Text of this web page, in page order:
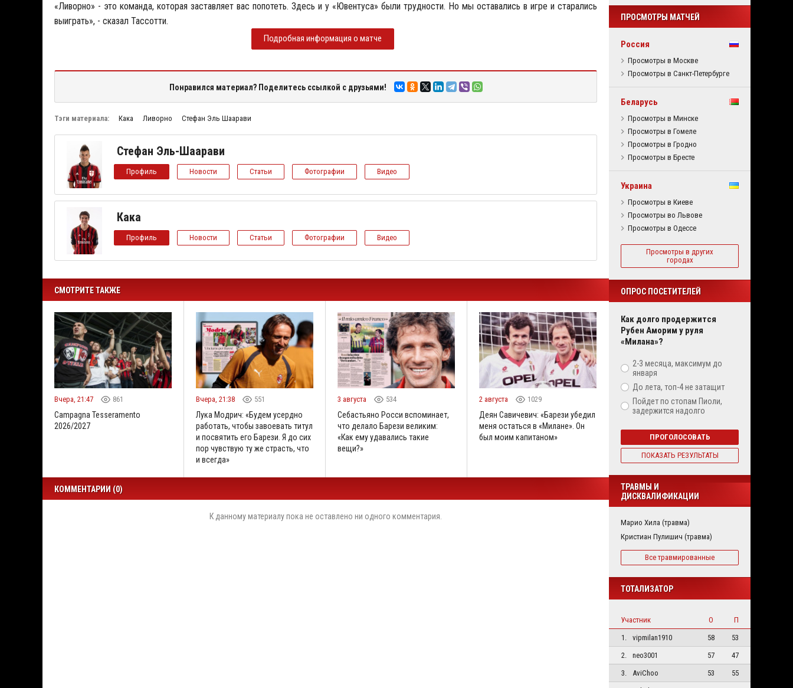
«Ливорно» - это команда, которая заставляет вас попотеть. Здесь и у «Ювентуса» были трудности. Но мы оставались в игре и старались
выиграть», - сказал Тассотти.
Подробная информация о матче
Понравился материал? Поделитесь ссылкой с друзьями!
Тэги материала: Кака Ливорно Стефан Эль Шаарави
Стефан Эль-Шаарави
Профиль Новости Статьи Фотографии Видео
Кака
Профиль Новости Статьи Фотографии Видео
СМОТРИТЕ ТАКЖЕ
Вчера, 21:47 861
Campagna Tesseramento
2026/2027
Вчера, 21:38 551
Лука Модрич: «Будем усердно
работать, чтобы завоевать титул
и посвятить его Барези. Я до сих
пор чувствую ту же страсть, что
и всегда»
3 августа 534
Себастьяно Росси вспоминает,
что делало Барези великим:
«Как ему удавались такие
вещи?»
2 августа 1029
Деян Савичевич: «Барези убедил
меня остаться в «Милане». Он
был моим капитаном»
КОММЕНТАРИИ (0)
К данному материалу пока не оставлено ни одного комментария.
ПРОСМОТРЫ МАТЧЕЙ
Россия
Просмотры в Москве
Просмотры в Санкт-Петербурге
Беларусь
Просмотры в Минске
Просмотры в Гомеле
Просмотры в Гродно
Просмотры в Бресте
Украина
Просмотры в Киеве
Просмотры во Львове
Просмотры в Одессе
Просмотры в других
городах
ОПРОС ПОСЕТИТЕЛЕЙ
Как долго продержится
Рубен Аморим у руля
«Милана»?
2-3 месяца, максимум до
января
До лета, топ-4 не затащит
Пойдет по стопам Пиоли,
задержится надолго
ПРОГОЛОСОВАТЬ
ПОКАЗАТЬ РЕЗУЛЬТАТЫ
ТРАВМЫ И
ДИСКВАЛИФИКАЦИИ
Марио Хила (травма)
Кристиан Пулишич (травма)
Все травмированные
ТОТАЛИЗАТОР
Участник О
П
1.
vipmilan1910 58
53
2.
neo3001 57
47
3.
AviChoo 53
55